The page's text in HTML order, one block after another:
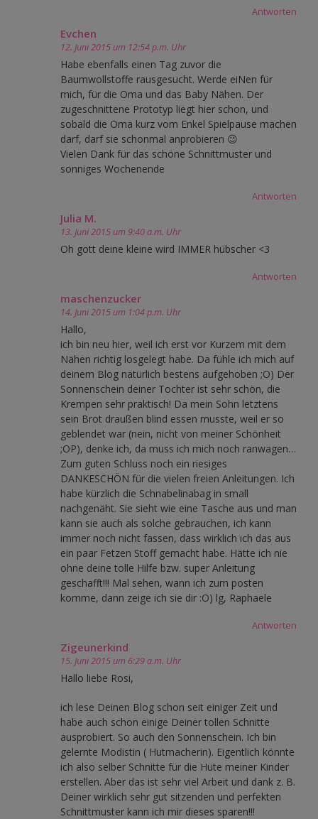
Antworten
Evchen
12. Juni 2015 um 12:54 p.m. Uhr
Habe ebenfalls einen Tag zuvor die
Baumwollstoffe rausgesucht. Werde eiNen für
mich, für die Oma und das Baby Nähen. Der
zugeschnittene Prototyp liegt hier schon, und
sobald die Oma kurz vom Enkel Spielpause machen
darf, darf sie schonmal anprobieren 😉
Vielen Dank für das schöne Schnittmuster und
sonniges Wochenende
Antworten
Julia M.
13. Juni 2015 um 9:40 a.m. Uhr
Oh gott deine kleine wird IMMER hübscher <3
Antworten
maschenzucker
14. Juni 2015 um 1:04 p.m. Uhr
Hallo,
ich bin neu hier, weil ich erst vor Kurzem mit dem
Nähen richtig losgelegt habe. Da fühle ich mich auf
deinem Blog natürlich bestens aufgehoben ;O) Der
Sonnenschein deiner Tochter ist sehr schön, die
Krempen sehr praktisch! Da mein Sohn letztens
sein Brot draußen blind essen musste, weil er so
geblendet war (nein, nicht von meiner Schönheit
;OP), denke ich, da muss ich mich noch ranwagen…
Zum guten Schluss noch ein riesiges
DANKESCHÖN für die vielen freien Anleitungen. Ich
habe kürzlich die Schnabelinabag in small
nachgenäht. Sie sieht wie eine Tasche aus und man
kann sie auch als solche gebrauchen, ich kann
immer noch nicht fassen, dass wirklich ich das aus
ein paar Fetzen Stoff gemacht habe. Hätte ich nie
ohne deine tolle Hilfe bzw. super Anleitung
geschafft!!! Mal sehen, wann ich zum posten
komme, dann zeige ich sie dir :O) lg, Raphaele
Antworten
Zigeunerkind
15. Juni 2015 um 6:29 a.m. Uhr
Hallo liebe Rosi,
ich lese Deinen Blog schon seit einiger Zeit und
habe auch schon einige Deiner tollen Schnitte
ausprobiert. So auch den Sonnenschein. Ich bin
gelernte Modistin ( Hutmacherin). Eigentlich könnte
ich also selber Schnitte für die Hüte meiner Kinder
erstellen. Aber das ist sehr viel Arbeit und dank z. B.
Deiner wirklich sehr gut sitzenden und perfekten
Schnittmuster kann ich mir dieses sparen!!!